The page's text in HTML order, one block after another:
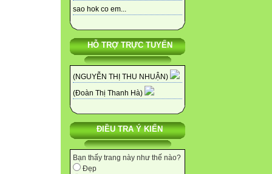
sao hok co em...
HỖ TRỢ TRỰC TUYẾN
(NGUYỄN THỊ THU NHUẬN)
(Đoàn Thị Thanh Hà)
ĐIỀU TRA Ý KIẾN
Bạn thấy trang này như thế nào?
Đẹp